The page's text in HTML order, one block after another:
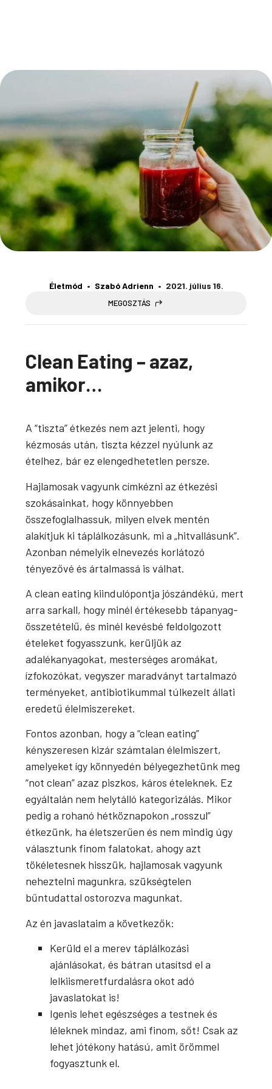
Életmód Szabó Adrienn 2021. július 16.
MEGOSZTÁS
Clean Eating – azaz,
amikor…
A “tiszta” étkezés nem azt jelenti, hogy
kézmosás után, tiszta kézzel nyúlunk az
ételhez, bár ez elengedhetetlen persze.
Hajlamosak vagyunk címkézni az étkezési
szokásainkat, hogy könnyebben
összefoglalhassuk, milyen elvek mentén
alakítjuk ki táplálkozásunk, mi a „hitvallásunk”.
Azonban némelyik elnevezés korlátozó
tényezővé és ártalmassá is válhat.
A clean eating kiindulópontja jószándékú, mert
arra sarkall, hogy minél értékesebb tápanyag-
összetételű, és minél kevésbé feldolgozott
ételeket fogyasszunk, kerüljük az
adalékanyagokat, mesterséges aromákat,
ízfokozókat, vegyszer maradványt tartalmazó
terményeket, antibiotikummal túlkezelt állati
eredetű élelmiszereket.
Fontos azonban, hogy a “clean eating”
kényszeresen kizár számtalan élelmiszert,
amelyeket így könnyedén bélyegezhetünk meg
“not clean” azaz piszkos, káros ételeknek. Ez
egyáltalán nem helytálló kategorizálás. Mikor
pedig a rohanó hétköznapokon „rosszul”
étkezünk, ha életszerűen és nem mindig úgy
választunk finom falatokat, ahogy azt
tökéletesnek hisszük, hajlamosak vagyunk
neheztelni magunkra, szükségtelen
bűntudattal ostorozva magunkat.
Az én javaslataim a következők:
Kerüld el a merev táplálkozási
ajánlásokat, és bátran utasítsd el a
lelkiismeretfurdalásra okot adó
javaslatokat is!
Igenis lehet egészséges a testnek és
léleknek mindaz, ami finom, sőt! Csak az
lehet jótékony hatású, amit örömmel
fogyasztunk el.